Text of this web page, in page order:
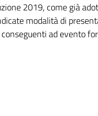
2019, come già
modalità di
ad evento